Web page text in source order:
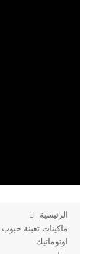
الرئيسية
ماكينات تعبئة
اوتوماتيك